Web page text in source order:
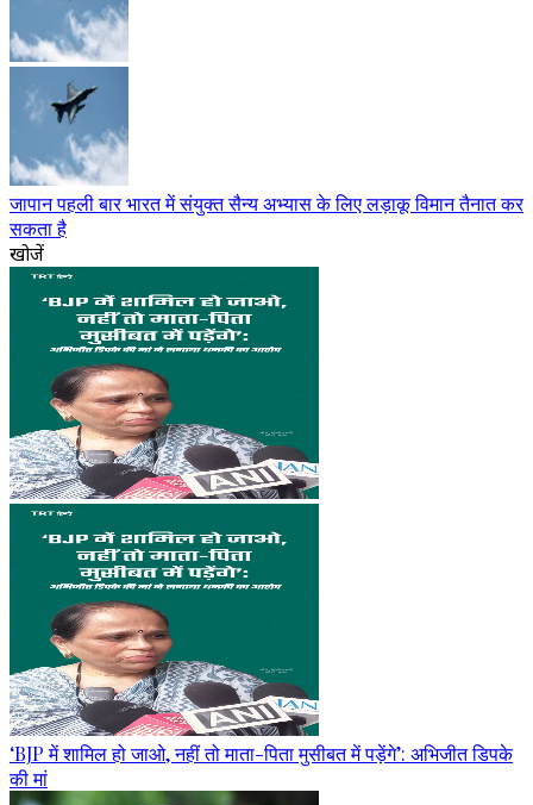
जापान पहली बार भारत में संयुक्त सैन्य अभ्यास के लिए लड़ाकू विमान तैनात कर
सकता है
खोजें
‘BJP में शामिल हो जाओ, नहीं तो माता-पिता मुसीबत में पड़ेंगे’: अभिजीत डिपके
की मां